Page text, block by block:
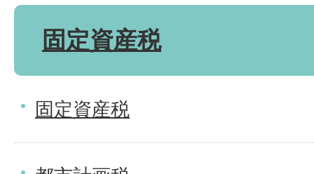
固定資産税
固定資産税